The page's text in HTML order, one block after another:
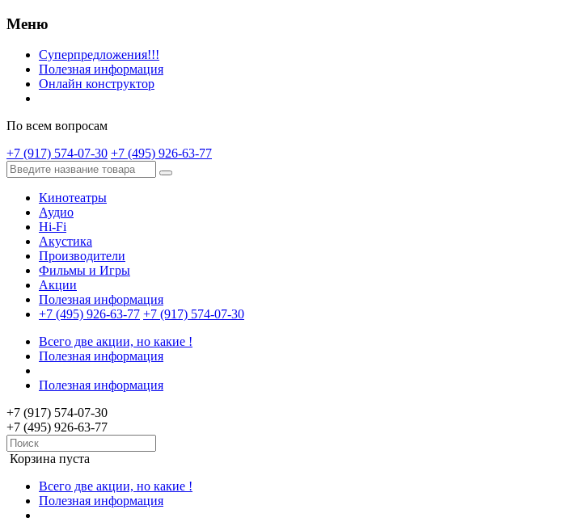
Меню
Суперпредложения!!!
Полезная информация
Онлайн конструктор
По всем вопросам
+7 (917) 574-07-30 +7 (495) 926-63-77
Кинотеатры
Аудио
Hi-Fi
Акустика
Производители
Фильмы и Игры
Акции
Полезная информация
+7 (495) 926-63-77 +7 (917) 574-07-30
Всего две акции, но какие !
Полезная информация
Полезная информация
+7 (917) 574-07-30
+7 (495) 926-63-77
Корзина пуста
Всего две акции, но какие !
Полезная информация